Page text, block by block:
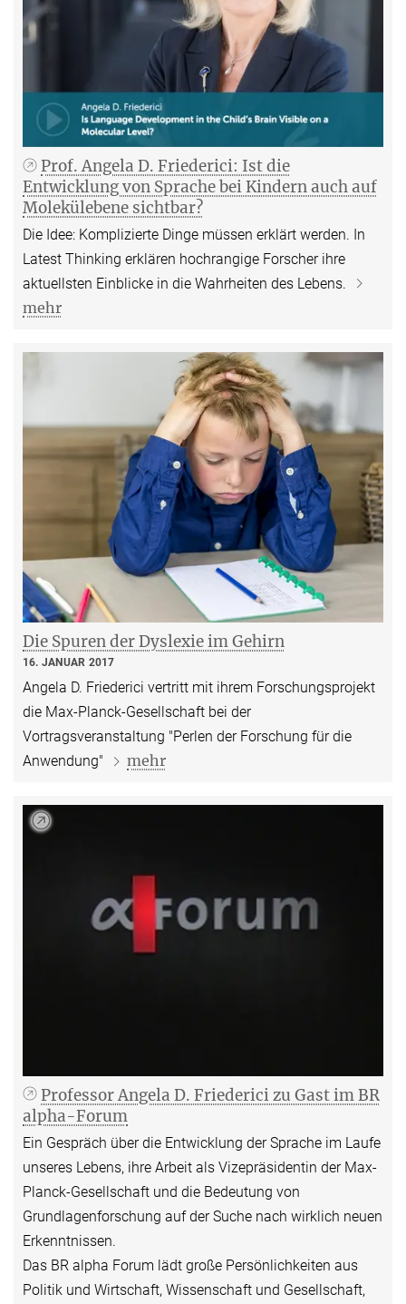
Prof. Angela D. Friederici: Ist die
Entwicklung von Sprache bei Kindern auch auf
Molekülebene sichtbar?
Die Idee: Komplizierte Dinge müssen erklärt werden. In
Latest Thinking erklären hochrangige Forscher ihre
aktuellsten Einblicke in die Wahrheiten des Lebens.
mehr
Die Spuren der Dyslexie im Gehirn
16. JANUAR 2017
Angela D. Friederici vertritt mit ihrem Forschungsprojekt
die Max-Planck-Gesellschaft bei der
Vortragsveranstaltung "Perlen der Forschung für die
Anwendung"
mehr
Professor Angela D. Friederici zu Gast im BR
alpha-Forum
Ein Gespräch über die Entwicklung der Sprache im Laufe
unseres Lebens, ihre Arbeit als Vizepräsidentin der Max-
Planck-Gesellschaft und die Bedeutung von
Grundlagenforschung auf der Suche nach wirklich neuen
Erkenntnissen.
Das BR alpha Forum lädt große Persönlichkeiten aus
Politik und Wirtschaft, Wissenschaft und Gesellschaft,